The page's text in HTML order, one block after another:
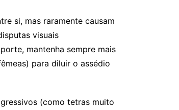
si, mas raramente causam
visuais
mantenha sempre mais
para diluir o assédio
(como tetras muito